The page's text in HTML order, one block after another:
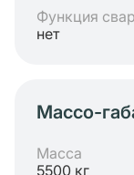
Функция
нет
Массо-
Масса
5500 кг